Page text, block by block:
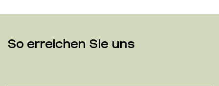
So erreichen Sie uns